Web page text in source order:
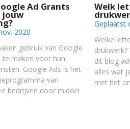
Ad Grants
jouw
2020
gebruik van Google
maken voor hun
Google Ads is het
van
bedrijven door middel
Welk
Geplaatst
Welke
dit blog
alles wat
met het